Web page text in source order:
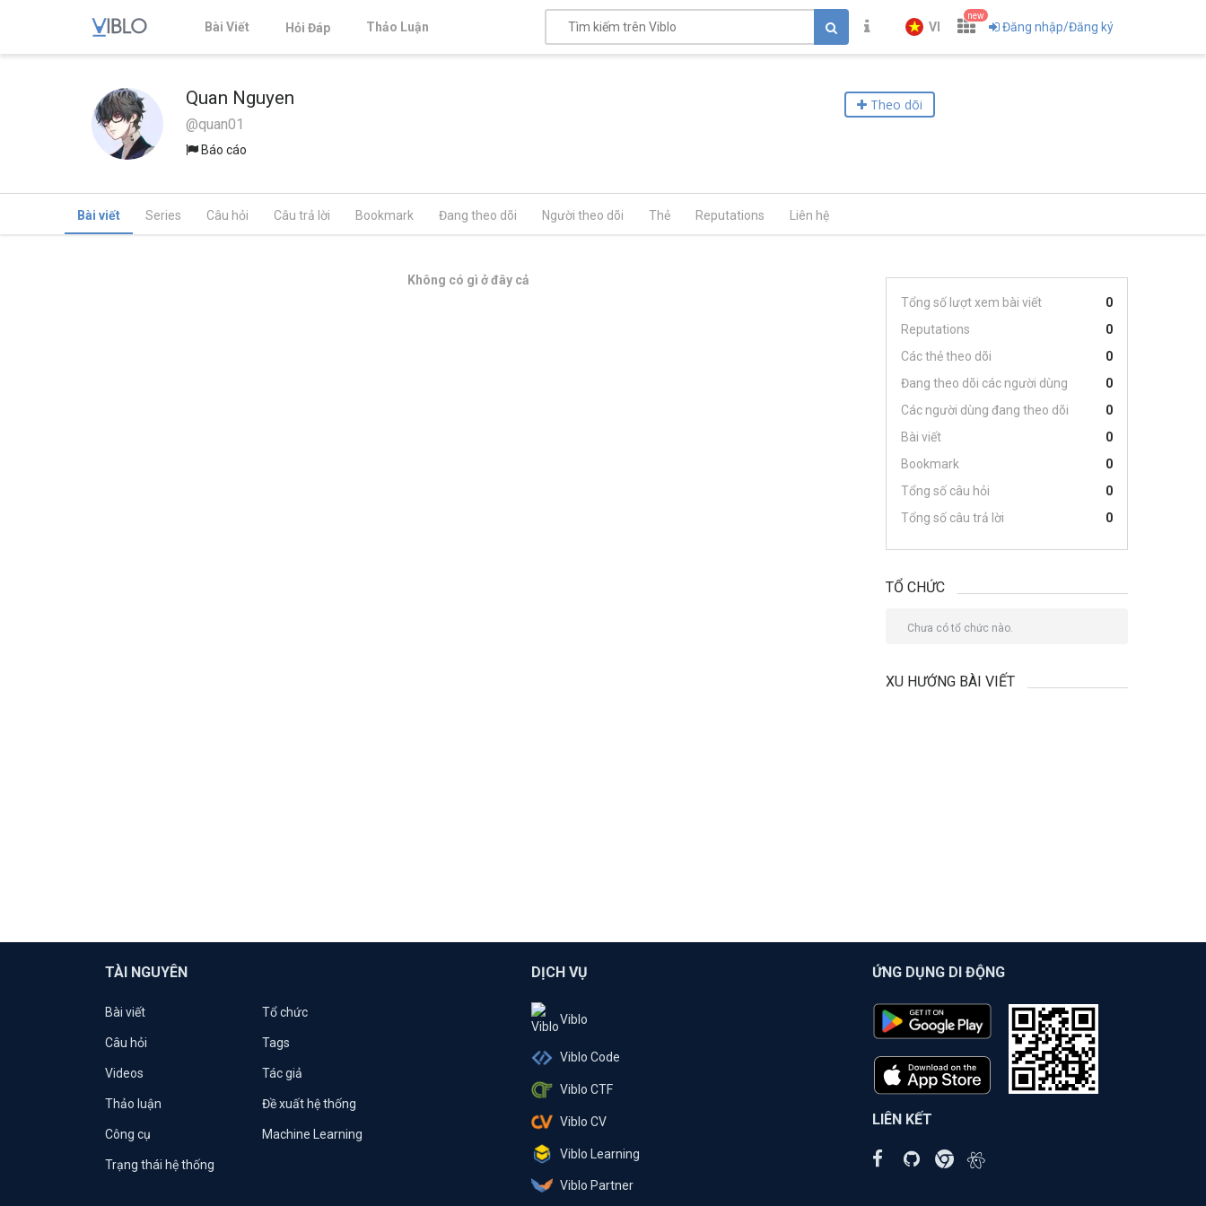
Bài Viết Hỏi Đáp Thảo Luận VI
new
Đăng nhập/Đăng ký
Quan Nguyen
@quan01
Báo cáo
Theo dõi
Bài viết Series Câu hỏi Câu trả lời Bookmark Đang theo dõi Người theo dõi Thẻ Reputations Liên hệ
Không có gì ở đây cả
Tổng số lượt xem bài viết
0
Reputations
0
Các thẻ theo dõi
0
Đang theo dõi các người dùng
0
Các người dùng đang theo dõi
0
Bài viết
0
Bookmark
0
Tổng số câu hỏi
0
Tổng số câu trả lời
0
TỔ CHỨC
Chưa có tổ chức nào.
XU HƯỚNG BÀI VIẾT
TÀI NGUYÊN
Bài viết Tổ chức
Câu hỏi Tags
Videos Tác giả
Thảo luận Đề xuất hệ thống
Công cụ Machine Learning
Trạng thái hệ thống
DỊCH VỤ
Viblo
Viblo Code
Viblo CTF
Viblo CV
Viblo Learning
Viblo Partner
ỨNG DỤNG DI ĐỘNG
LIÊN KẾT